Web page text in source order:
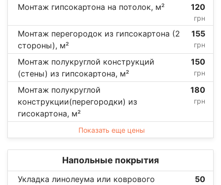
Монтаж гипсокартона на потолок, м² 120
грн
Монтаж перегородок из гипсокартона (2
стороны), м²
155
грн
Монтаж полукруглой конструкций
(стены) из гипсокартона, м²
150
грн
Монтаж полукруглой
конструкции(перегородки) из
гисокартона, м²
180
грн
Показать еще цены
Напольные покрытия
Укладка линолеума или коврового
50